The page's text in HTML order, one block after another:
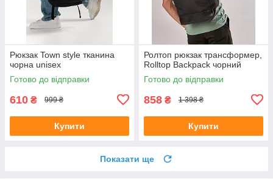
Рюкзак Town style тканина
чорна unisex
Готово до відправки
610 ₴ 999 ₴
Купити
Ролтоп рюкзак трансформер,
Rolltop Backpack чорний
Готово до відправки
858 ₴ 1 398 ₴
Купити
Показати ще